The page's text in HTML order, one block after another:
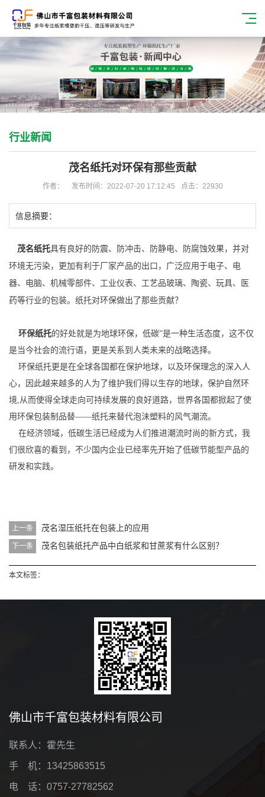
行业新闻
茂名纸托对环保有那些贡献
作者： 发布时间：2022-07-20 17:12:45 点击：22930
信息摘要：
茂名纸托具有良好的防震、防冲击、防静电、防腐蚀效果，并对
环境无污染，更加有利于厂家产品的出口，广泛应用于电子、电
器、电脑、机械零部件、工业仪表、工艺品玻璃、陶瓷、玩具、医
药等行业的包装。纸托对环保做出了那些贡献？
环保纸托的好处就是为地球环保，低碳”是一种生活态度，这不仅
是当今社会的流行语，更是关系到人类未来的战略选择。
环保纸托更是在全球各国都在保护地球，以及环保理念的深入人
心，因此越来越多的人为了维护我们得以生存的地球，保护自然环
境,从而使得全球走向可持续发展的良好道路，世界各国都掀起了使
用环保包装制品替——纸托来替代泡沬塑料的风气潮流。
在经济领域，低碳生活已经成为人们推进潮流时尚的新方式，我
们很欣喜的看到，不少国内企业已经率先开始了低碳节能型产品的
研发和实践。
上一条 茂名湿压纸托在包装上的应用
下一条 茂名包装纸托产品中白纸浆和甘蔗浆有什么区别？
本文标签：
佛山市千富包装材料有限公司
联系人：霍先生
手 机：13425863515
电 话：0757-27782562